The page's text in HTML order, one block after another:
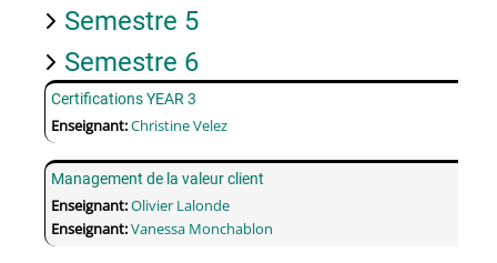
Semestre 5
Semestre 6
Certifications YEAR 3
Enseignant:Christine Velez
Management de la valeur client
Enseignant:Olivier Lalonde
Enseignant:Vanessa Monchablon